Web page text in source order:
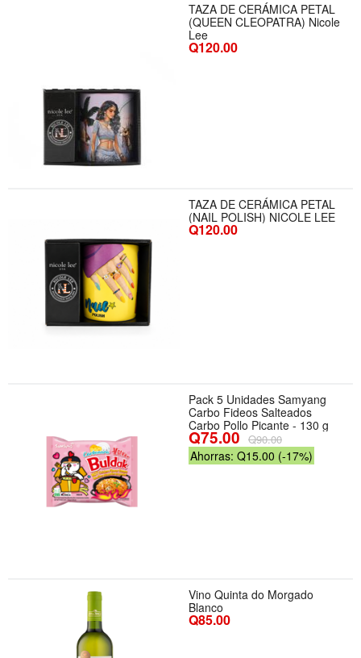
TAZA DE CERÁMICA PETAL
(QUEEN CLEOPATRA) Nicole
Lee
Q120.00
TAZA DE CERÁMICA PETAL
(NAIL POLISH) NICOLE LEE
Q120.00
Pack 5 Unidades Samyang
Carbo Fideos Salteados
Carbo Pollo Picante - 130 g
Q75.00 Q90.00
Ahorras: Q15.00 (-17%)
Vino Quinta do Morgado
Blanco
Q85.00